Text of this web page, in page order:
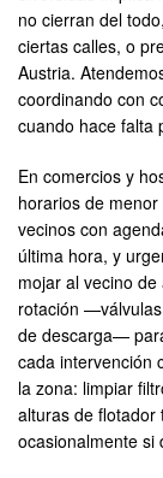
no cierran del
ciertas calles, o
Austria.
coordinando con
cuando hace falta
En comercios y
horarios de
vecinos con
última hora, y
mojar al vecino
rotación
de descarga—
cada intervención
la zona: limpiar
alturas de flotador
ocasionalmente si